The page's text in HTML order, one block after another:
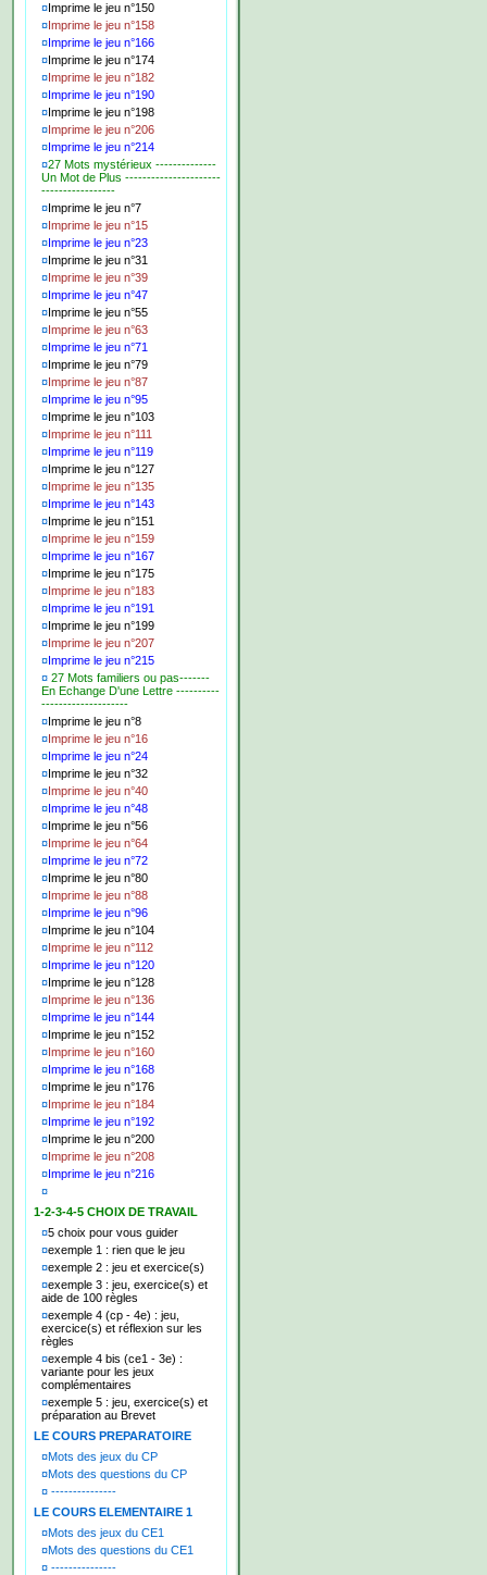
¤Imprime le jeu n°150
¤Imprime le jeu n°158
¤Imprime le jeu n°166
¤Imprime le jeu n°174
¤Imprime le jeu n°182
¤Imprime le jeu n°190
¤Imprime le jeu n°198
¤Imprime le jeu n°206
¤Imprime le jeu n°214
¤27 Mots mystérieux --------------
Un Mot de Plus ----------------------
-----------------
¤Imprime le jeu n°7
¤Imprime le jeu n°15
¤Imprime le jeu n°23
¤Imprime le jeu n°31
¤Imprime le jeu n°39
¤Imprime le jeu n°47
¤Imprime le jeu n°55
¤Imprime le jeu n°63
¤Imprime le jeu n°71
¤Imprime le jeu n°79
¤Imprime le jeu n°87
¤Imprime le jeu n°95
¤Imprime le jeu n°103
¤Imprime le jeu n°111
¤Imprime le jeu n°119
¤Imprime le jeu n°127
¤Imprime le jeu n°135
¤Imprime le jeu n°143
¤Imprime le jeu n°151
¤Imprime le jeu n°159
¤Imprime le jeu n°167
¤Imprime le jeu n°175
¤Imprime le jeu n°183
¤Imprime le jeu n°191
¤Imprime le jeu n°199
¤Imprime le jeu n°207
¤Imprime le jeu n°215
¤ 27 Mots familiers ou pas-------
En Echange D'une Lettre ----------
--------------------
¤Imprime le jeu n°8
¤Imprime le jeu n°16
¤Imprime le jeu n°24
¤Imprime le jeu n°32
¤Imprime le jeu n°40
¤Imprime le jeu n°48
¤Imprime le jeu n°56
¤Imprime le jeu n°64
¤Imprime le jeu n°72
¤Imprime le jeu n°80
¤Imprime le jeu n°88
¤Imprime le jeu n°96
¤Imprime le jeu n°104
¤Imprime le jeu n°112
¤Imprime le jeu n°120
¤Imprime le jeu n°128
¤Imprime le jeu n°136
¤Imprime le jeu n°144
¤Imprime le jeu n°152
¤Imprime le jeu n°160
¤Imprime le jeu n°168
¤Imprime le jeu n°176
¤Imprime le jeu n°184
¤Imprime le jeu n°192
¤Imprime le jeu n°200
¤Imprime le jeu n°208
¤Imprime le jeu n°216
¤
1-2-3-4-5 CHOIX DE TRAVAIL
¤5 choix pour vous guider
¤exemple 1 : rien que le jeu
¤exemple 2 : jeu et exercice(s)
¤exemple 3 : jeu, exercice(s) et
aide de 100 règles
¤exemple 4 (cp - 4e) : jeu,
exercice(s) et réflexion sur les
règles
¤exemple 4 bis (ce1 - 3e) :
variante pour les jeux
complémentaires
¤exemple 5 : jeu, exercice(s) et
préparation au Brevet
LE COURS PREPARATOIRE
¤Mots des jeux du CP
¤Mots des questions du CP
¤ ---------------
LE COURS ELEMENTAIRE 1
¤Mots des jeux du CE1
¤Mots des questions du CE1
¤ ---------------